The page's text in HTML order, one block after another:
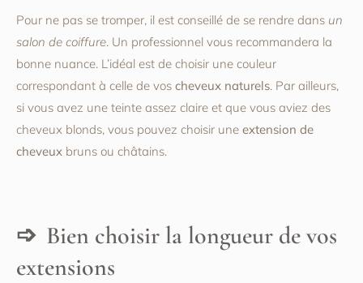
Pour ne pas se tromper, il est conseillé de se rendre dans un
salon de coiffure. Un professionnel vous recommandera la
bonne nuance. L’idéal est de choisir une couleur
correspondant à celle de vos cheveux naturels. Par ailleurs,
si vous avez une teinte assez claire et que vous aviez des
cheveux blonds, vous pouvez choisir une extension de
cheveux bruns ou châtains.
Bien choisir la longueur de vos
extensions